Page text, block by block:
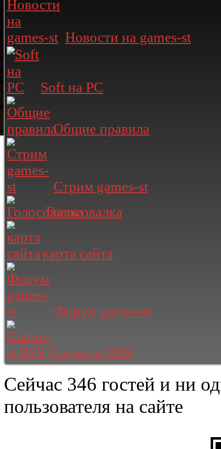
Новости на games-st
Soft на PC
Общие правила
Стрим games-st
Голосовалка
карта сайта
Форум games-st
Games-st RSS
Сейчас 346 гостей и ни
пользователя на сайте